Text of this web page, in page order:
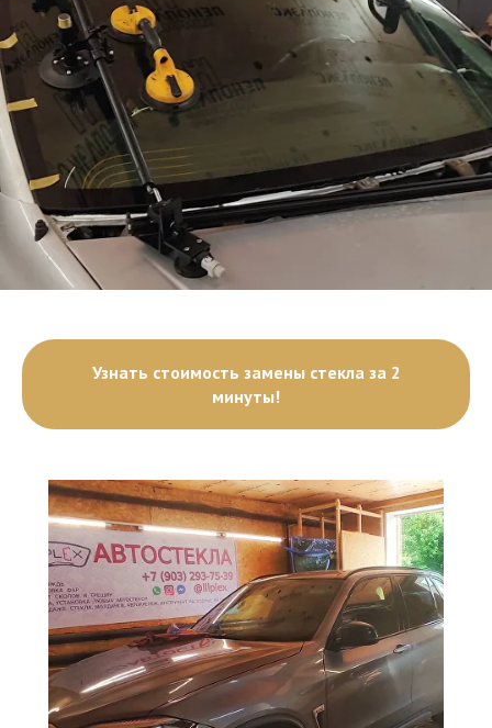
Узнать стоимость замены стекла за 2
минуты!